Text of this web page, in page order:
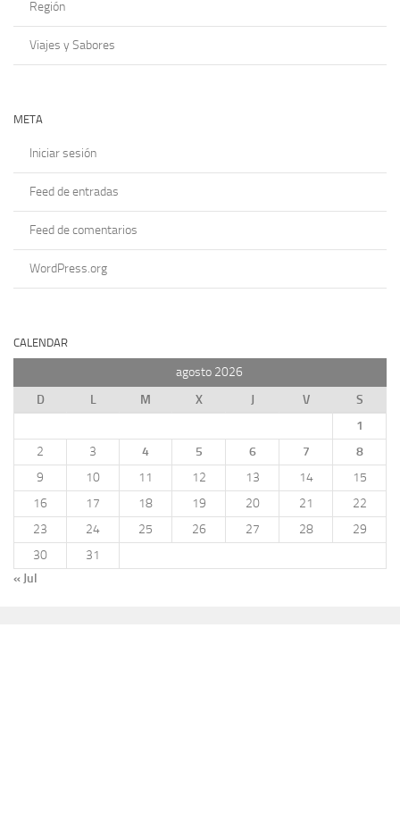
Región
Viajes y Sabores
META
Iniciar sesión
Feed de entradas
Feed de comentarios
WordPress.org
CALENDAR
agosto 2026
D
L M X J V
S
1
2
3 4 5 6 7
8
9
10 11 12 13 14
15
16
17 18 19 20 21
22
23
24 25 26 27 28
29
30
31
« Jul